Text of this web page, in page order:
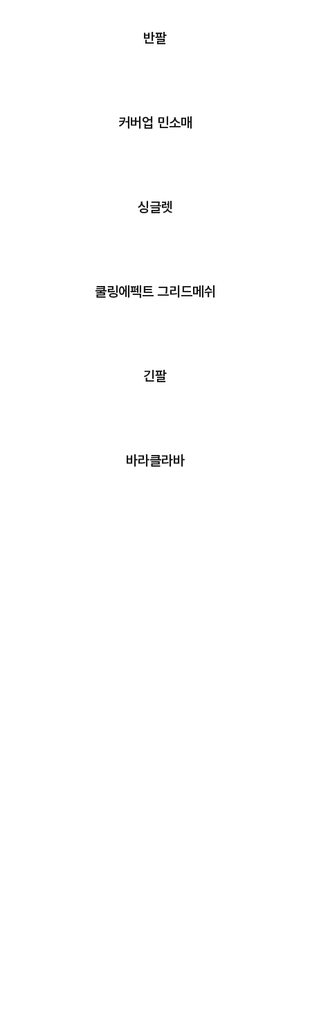
반팔
커버업 민소매
싱글렛
쿨링에펙트 그리드메쉬
긴팔
바라클라바